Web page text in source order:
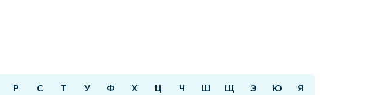
Р С Т У Ф Х Ц Ч Ш Щ Э Ю Я